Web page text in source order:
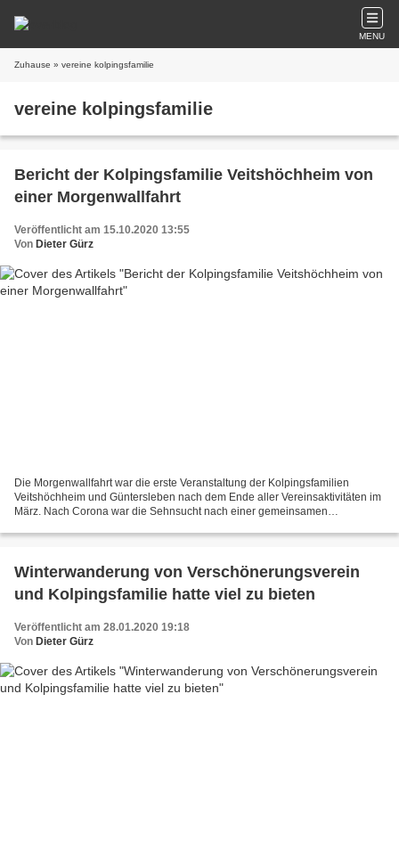
MENU
Zuhause » vereine kolpingsfamilie
vereine kolpingsfamilie
Bericht der Kolpingsfamilie Veitshöchheim von
einer Morgenwallfahrt
Veröffentlicht am 15.10.2020 13:55
Von Dieter Gürz
Die Morgenwallfahrt war die erste Veranstaltung der Kolpingsfamilien
Veitshöchheim und Güntersleben nach dem Ende aller Vereinsaktivitäten im
März. Nach Corona war die Sehnsucht nach einer gemeinsamen
Winterwanderung von Verschönerungsverein
und Kolpingsfamilie hatte viel zu bieten
Veröffentlicht am 28.01.2020 19:18
Von Dieter Gürz